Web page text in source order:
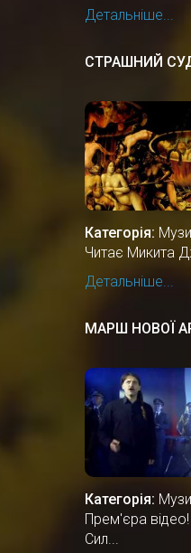
Детальніше...
СТРАШНИЙ
Категорія:
Читає Микита
Детальніше...
МАРШ НОВОЇ
Категорія:
Прем'єра
Сил...